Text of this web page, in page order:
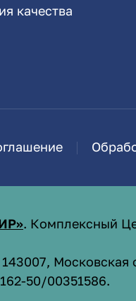
качества
. Комплексный
50/00351586.